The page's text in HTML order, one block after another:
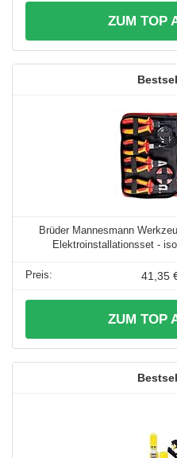
ZUM TOP
Brüder Mannesmann
Elektroinstallationsset -
41,35
ZUM TOP